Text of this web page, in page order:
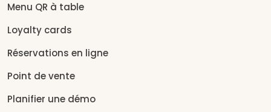
Menu QR à table
Loyalty cards
Réservations en ligne
Point de vente
Planifier une démo